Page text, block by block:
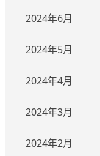
2024年6月
2024年5月
2024年4月
2024年3月
2024年2月